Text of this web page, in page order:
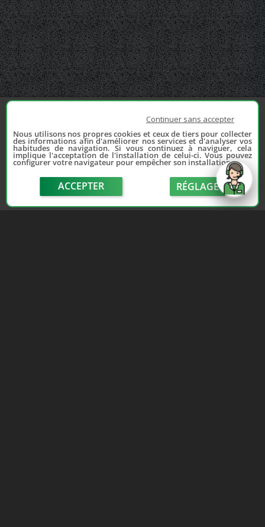
Continuer sans accepter
Nous utilisons nos propres cookies et ceux de tiers pour collecter
des informations afin d'améliorer nos services et d'analyser vos
habitudes de navigation. Si vous continuez à naviguer, cela
implique l'acceptation de l'installation de celui-ci. Vous pouvez
configurer votre navigateur pour empêcher son installation.
ACCEPTER RÉGLAGE